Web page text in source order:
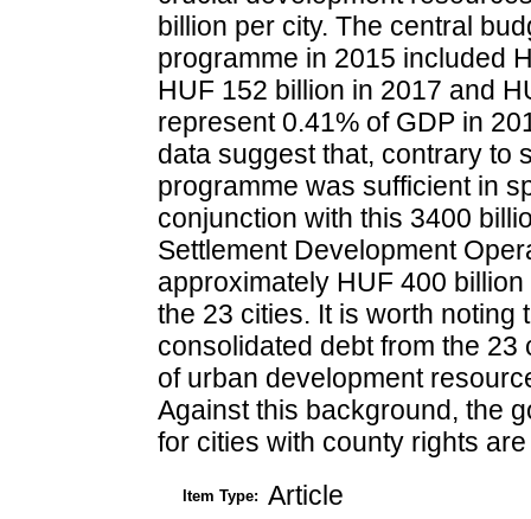
billion per city. The central
programme in 2015 included
HUF 152 billion in 2017 and
represent 0.41% of GDP in
data suggest that, contrary to
programme was sufficient in
conjunction with this 3400
Settlement Development
approximately HUF 400
the 23 cities. It is worth noting
consolidated debt from the
of urban development
Against this background, the
for cities with county rights
Item Type: Article